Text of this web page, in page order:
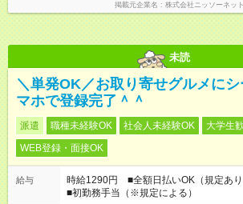
掲載元企業名 株式会社ニッソーネット
未読
＼単発OK／お取り寄せグルメに
マホで登録完了＾＾
派遣 職種未経験OK 社会人未経験OK 大学生
WEB登録・面接OK
給与
時給1290円 ■全額日払いOK（規定あ
■初勤務手当（※規定による）